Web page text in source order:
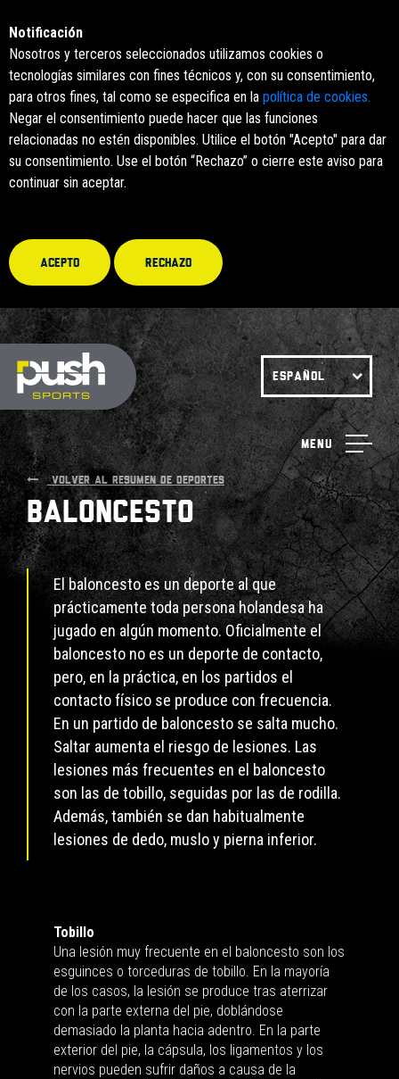
Notificación
Nosotros y terceros seleccionados utilizamos cookies o
tecnologías similares con fines técnicos y, con su consentimiento,
para otros fines, tal como se especifica en la política de cookies.
Negar el consentimiento puede hacer que las funciones
relacionadas no estén disponibles. Utilice el botón "Acepto" para dar
su consentimiento. Use el botón “Rechazo” o cierre este aviso para
continuar sin aceptar.
Acepto Rechazo
ESPAÑOL
Menu
VOLVER AL RESUMEN DE DEPORTES
Baloncesto
El baloncesto es un deporte al que
prácticamente toda persona holandesa ha
jugado en algún momento. Oficialmente el
baloncesto no es un deporte de contacto,
pero, en la práctica, en los partidos el
contacto físico se produce con frecuencia.
En un partido de baloncesto se salta mucho.
Saltar aumenta el riesgo de lesiones. Las
lesiones más frecuentes en el baloncesto
son las de tobillo, seguidas por las de rodilla.
Además, también se dan habitualmente
lesiones de dedo, muslo y pierna inferior.
Tobillo
Una lesión muy frecuente en el baloncesto son los
esguinces o torceduras de tobillo. En la mayoría
de los casos, la lesión se produce tras aterrizar
con la parte externa del pie, doblándose
demasiado la planta hacia adentro. En la parte
exterior del pie, la cápsula, los ligamentos y los
nervios pueden sufrir daños a causa de la